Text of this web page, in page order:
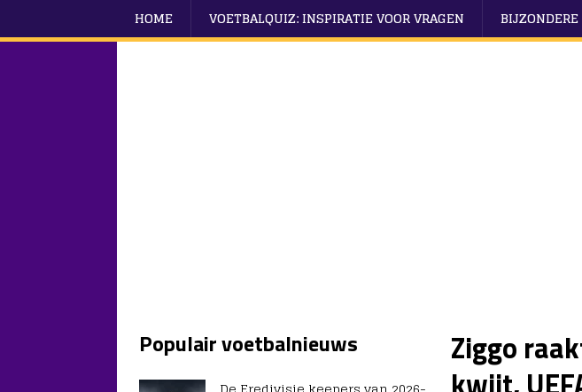
HOME VOETBALQUIZ: INSPIRATIE VOOR VRAGEN
Ziggo
Populair voetbalnieuws